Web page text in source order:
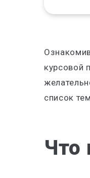
курсовой
список
Что